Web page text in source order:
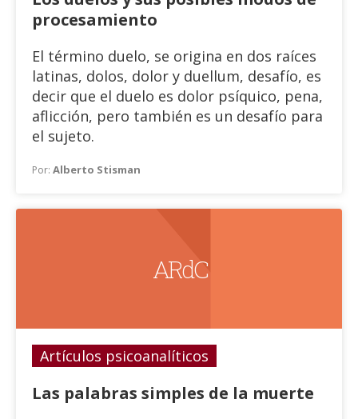
procesamiento
El término duelo, se origina en dos raíces
latinas, dolos, dolor y duellum, desafío, es
decir que el duelo es dolor psíquico, pena,
aflicción, pero también es un desafío para
el sujeto.
Por: Alberto Stisman
A R d C
Artículos psicoanalíticos
Las palabras simples de la muerte